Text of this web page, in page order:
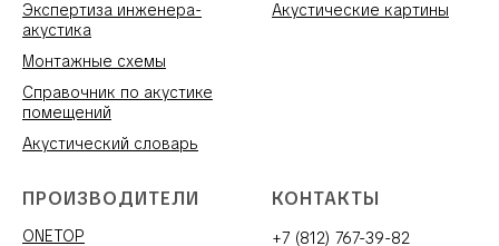
Экспертиза инженера-
акустика
Монтажные схемы
Справочник по акустике
помещений
Акустический словарь
Акустические картины
ПРОИЗВОДИТЕЛИ
ONETOP
КОНТАКТЫ
+7 (812) 767-39-82